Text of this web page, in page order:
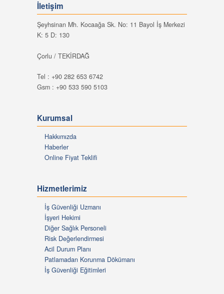
İletişim
Şeyhsinan Mh. Kocaağa Sk. No: 11 Bayol İş Merkezi
K: 5 D: 130
Çorlu / TEKİRDAĞ
Tel : +90 282 653 6742
Gsm : +90 533 590 5103
Kurumsal
Hakkımızda
Haberler
Online Fiyat Teklifi
Hizmetlerimiz
İş Güvenliği Uzmanı
İşyeri Hekimi
Diğer Sağlık Personeli
Risk Değerlendirmesi
Acil Durum Planı
Patlamadan Korunma Dökümanı
İş Güvenliği Eğitimleri